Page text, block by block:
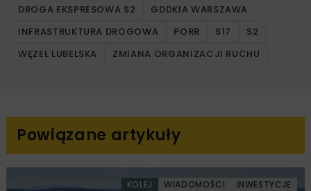
DROGA EKSPRESOWA S2
GDDKIA WARSZAWA
INFRASTRUKTURA DROGOWA
PORR S17
S2
WĘZEŁ LUBELSKA
ZMIANA ORGANIZACJI RUCHU
Powiązane artykuły
KOLEJ WIADOMOŚCI INWESTYCJE